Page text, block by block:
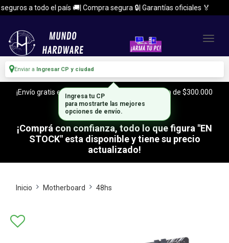
a todo el país 🚚| Compra segura 🔒| Garantías oficiales 🏅
Enviar a Ingresar CP y ciudad
¡Envío gratis en CABA y Zona Sur, con tu compra de $300.000
o mas!
¡Comprá con confianza, todo lo que figura "EN
STOCK" esta disponible y tiene su precio
actualizado!
Inicio Motherboard 48hs
Ingresa tu CP
para mostrarte las mejores
opciones de envío.